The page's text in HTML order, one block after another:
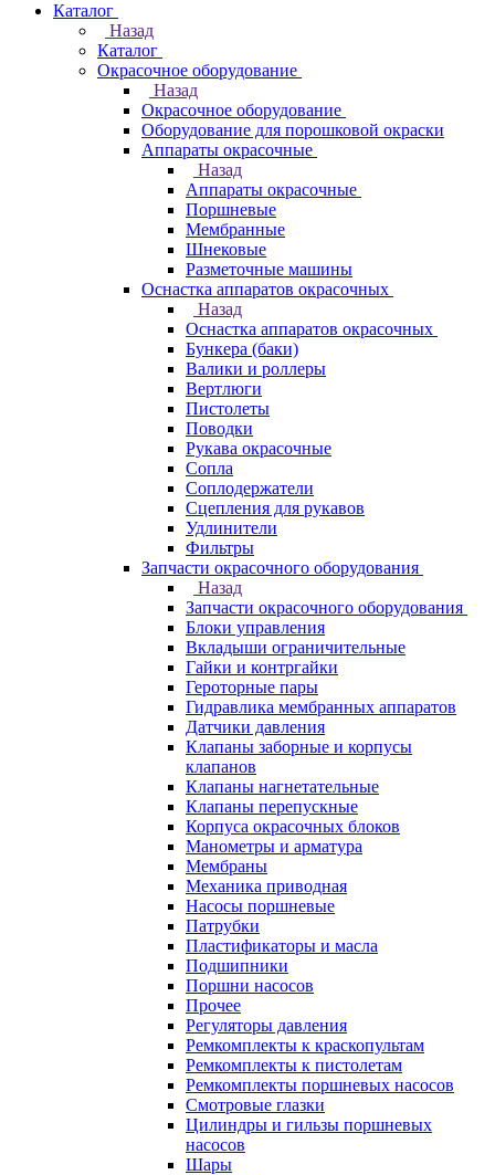
Каталог
Назад
Каталог
Окрасочное оборудование
Назад
Окрасочное оборудование
Оборудование для порошковой окраски
Аппараты окрасочные
Назад
Аппараты окрасочные
Поршневые
Мембранные
Шнековые
Разметочные машины
Оснастка аппаратов окрасочных
Назад
Оснастка аппаратов окрасочных
Бункера (баки)
Валики и роллеры
Вертлюги
Пистолеты
Поводки
Рукава окрасочные
Сопла
Соплодержатели
Сцепления для рукавов
Удлинители
Фильтры
Запчасти окрасочного оборудования
Назад
Запчасти окрасочного оборудования
Блоки управления
Вкладыши ограничительные
Гайки и контргайки
Героторные пары
Гидравлика мембранных аппаратов
Датчики давления
Клапаны заборные и корпусы
клапанов
Клапаны нагнетательные
Клапаны перепускные
Корпуса окрасочных блоков
Манометры и арматура
Мембраны
Механика приводная
Насосы поршневые
Патрубки
Пластификаторы и масла
Подшипники
Поршни насосов
Прочее
Регуляторы давления
Ремкомплекты к краскопультам
Ремкомплекты к пистолетам
Ремкомплекты поршневых насосов
Смотровые глазки
Цилиндры и гильзы поршневых
насосов
Шары